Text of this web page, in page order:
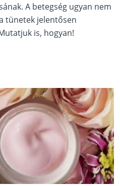
A betegség ugyan nem
tünetek jelentősen
is, hogyan!